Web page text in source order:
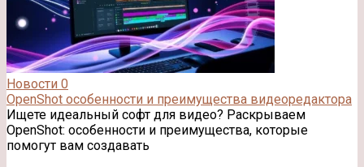
Новости 0
OpenShot особенности и преимущества видеоредактора
Ищете идеальный софт для видео? Раскрываем
OpenShot: особенности и преимущества, которые
помогут вам создавать